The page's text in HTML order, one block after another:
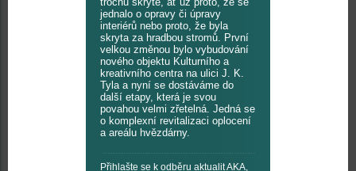
jednalo o opravy či úpravy
interiérů nebo proto, že byla
skryta za hradbou stromů. První
velkou změnou bylo vybudování
nového objektu Kulturního a
kreativního centra na ulici J. K.
Tyla a nyní se dostáváme do
další etapy, která je svou
povahou velmi zřetelná. Jedná se
o komplexní revitalizaci oplocení
a areálu hvězdárny.
Přihlašte se k odběru aktualit AKA,